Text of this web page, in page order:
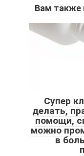
Вам также
Супер
делать,
помощи,
можно
в